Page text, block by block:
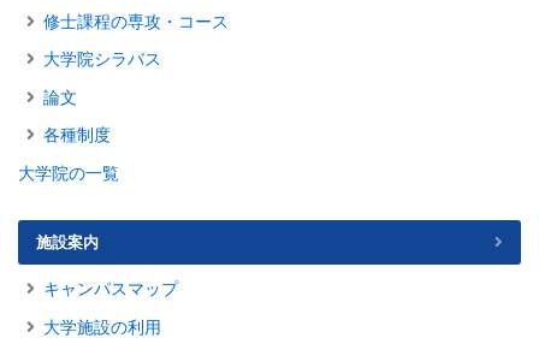
修士課程の専攻・コース
大学院シラバス
論文
各種制度
大学院の一覧
施設案内
キャンパスマップ
大学施設の利用